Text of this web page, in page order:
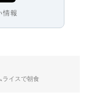
情報
ライスで朝食